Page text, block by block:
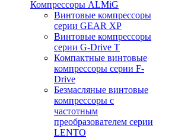
Компрессоры ALMiG
Винтовые компрессоры
серии GEAR XP
Винтовые компрессоры
серии G-Drive T
Компактные винтовые
компрессоры серии F-
Drive
Безмасляные винтовые
компрессоры с
частотным
преобразователем серии
LENTO